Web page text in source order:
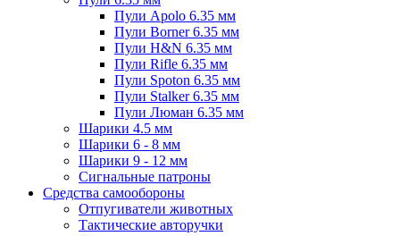
Пули Apolo 6.35 мм
Пули Borner 6.35 мм
Пули H&N 6.35 мм
Пули Rifle 6.35 мм
Пули Spoton 6.35 мм
Пули Stalker 6.35 мм
Пули Люман 6.35 мм
Шарики 4.5 мм
Шарики 6 - 8 мм
Шарики 9 - 12 мм
Сигнальные патроны
Средства самообороны
Отпугиватели животных
Тактические авторучки